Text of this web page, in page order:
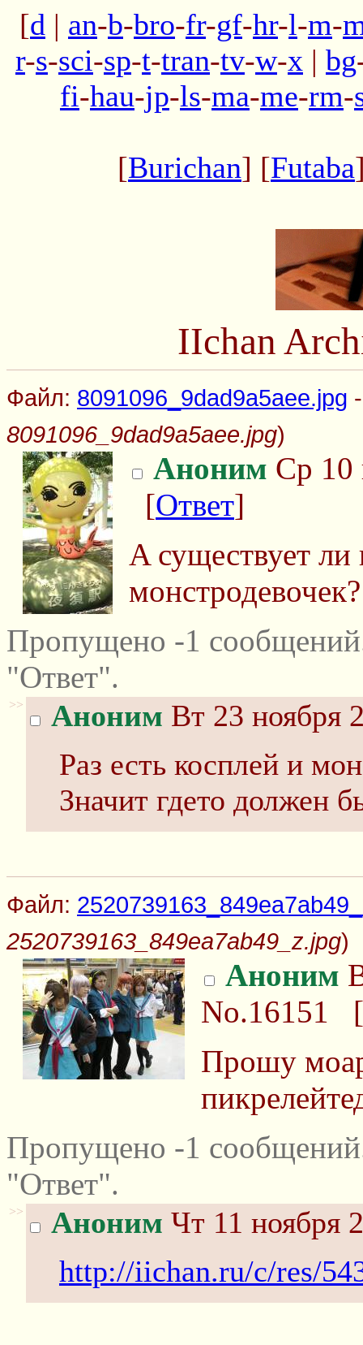
[d | an-b-bro-fr-gf-hr-l-m-
r-s-sci-sp-t-tran-tv-w-x | bg
fi-hau-jp-ls-ma-me-rm-
[Burichan] [Futaba
IIchan
Файл: 8091096_9dad9a5aee.jpg
8091096_9dad9a5aee.jpg)
Аноним Ср 10
[Ответ]
A существует
монстродевочек?
Пропущено -1
"Ответ".
>> Аноним Вт 23 ноября
Раз есть косплей и
Значит гдето должен
Файл:
2520739163_849ea7ab49_z.jpg)
Аноним
No.16151 [
Прошу
Пропущено -1
"Ответ".
>> Аноним Чт 11 ноября
http://iichan.ru/c/res/